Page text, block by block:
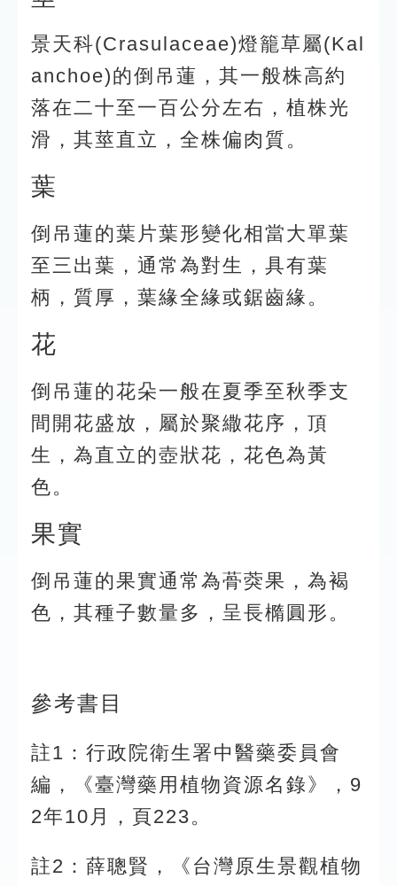
景天科(Crasulaceae)燈籠草屬(Kal
anchoe)的倒吊蓮，其一般株高約
落在二十至一百公分左右，植株光
滑，其莖直立，全株偏肉質。
葉
倒吊蓮的葉片葉形變化相當大單葉
至三出葉，通常為對生，具有葉
柄，質厚，葉緣全緣或鋸齒緣。
花
倒吊蓮的花朵一般在夏季至秋季支
間開花盛放，屬於聚繖花序，頂
生，為直立的壺狀花，花色為黃
色。
果實
倒吊蓮的果實通常為蓇葖果，為褐
色，其種子數量多，呈長橢圓形。
參考書目
註1：行政院衛生署中醫藥委員會
編，《臺灣藥用植物資源名錄》，9
2年10月，頁223。
註2：薛聰賢，《台灣原生景觀植物